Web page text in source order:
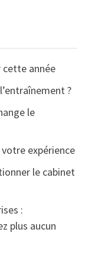
cette année
?
le
expérience
le cabinet
:
plus aucun